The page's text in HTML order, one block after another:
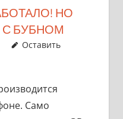
НО
БУБНОМ
Оставить
Само